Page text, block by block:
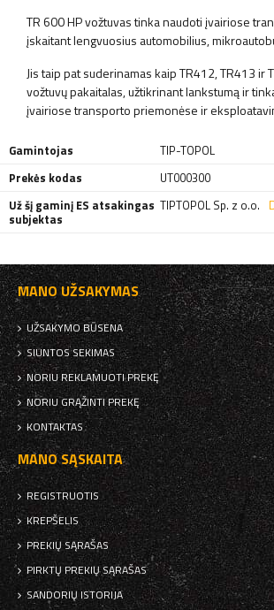
TR 600 HP vožtuvas tinka naudoti įvairiose
įskaitant lengvuosius automobilius,
Jis taip pat suderinamas kaip TR412, TR413 ir
vožtuvų pakaitalas, užtikrinant lankstumą ir
įvairiose transporto priemonėse ir
Gamintojas
TIP-TOPOL
Prekės kodas
UT000300
Už šį gaminį ES atsakingas
subjektas
TIPTOPOL Sp. z o.o.
MANO UŽSAKYMAS
UŽSAKYMO BŪSENA
SIUNTOS SEKIMAS
NORIU REKLAMUOTI PREKĘ
NORIU GRĄŽINTI PREKĘ
KONTAKTAS
MANO SĄSKAITA
REGISTRUOTIS
KREPŠELIS
PREKIŲ SĄRAŠAS
PIRKTŲ PREKIŲ SĄRAŠAS
SANDORIŲ ISTORIJA